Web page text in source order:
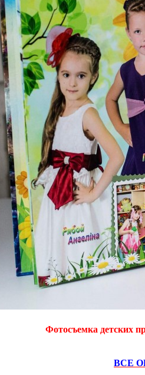
Фотосъемка детских
ВСЕ